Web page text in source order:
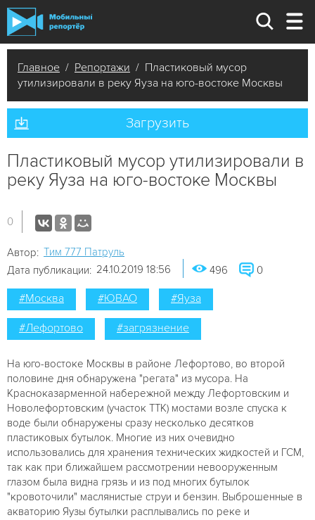
Главное / Репортажи / Пластиковый мусор
утилизировали в реку Яуза на юго-востоке Москвы
Загрузить
Пластиковый мусор утилизировали в
реку Яуза на юго-востоке Москвы
0
Автор: Tим 777 Патруль
Дата публикации: 24.10.2019 18:56 496 0
#Москва #ЮВАО #Яуза
#Лефортово #загрязнение
На юго-востоке Москвы в районе Лефортово, во второй
половине дня обнаружена "регата" из мусора. На
Красноказарменной набережной между Лефортовским и
Новолефортовским (участок ТТК) мостами возле спуска к
воде были обнаружены сразу несколько десятков
пластиковых бутылок. Многие из них очевидно
использовались для хранения технических жидкостей и ГСМ,
так как при ближайшем рассмотрении невооруженным
глазом была видна грязь и из под многих бутылок
"кровоточили" маслянистые струи и бензин. Выброшенные в
акваторию Яузы бутылки расплывались по реке и